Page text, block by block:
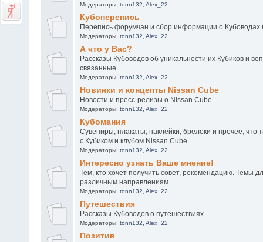
Модераторы: tonn132 Alex_22
Кубоперепись
Перепись форумчан и сбор информации о Кубоводах
Модераторы: tonn132 Alex_22
А что у Вас?
Рассказы Кубоводов об уникальности их Кубиков и
связанные...
Модераторы: tonn132 Alex_22
Новинки и концепты Nissan Cube
Новости и пресс-релизы о Nissan Cube.
Модераторы: tonn132 Alex_22
Кубомания
Сувениры, плакаты, наклейки, брелоки и прочее, что
с Кубиком и клубом Nissan Cube
Модераторы: tonn132 Alex_22
Интересно узнать Ваше мнение!
Тем, кто хочет получить совет, рекомендацию. Темы
различным направлениям.
Модераторы: tonn132 Alex_22
Путешествия
Рассказы Кубоводов о путешествиях.
Модераторы: tonn132 Alex_22
Позитив